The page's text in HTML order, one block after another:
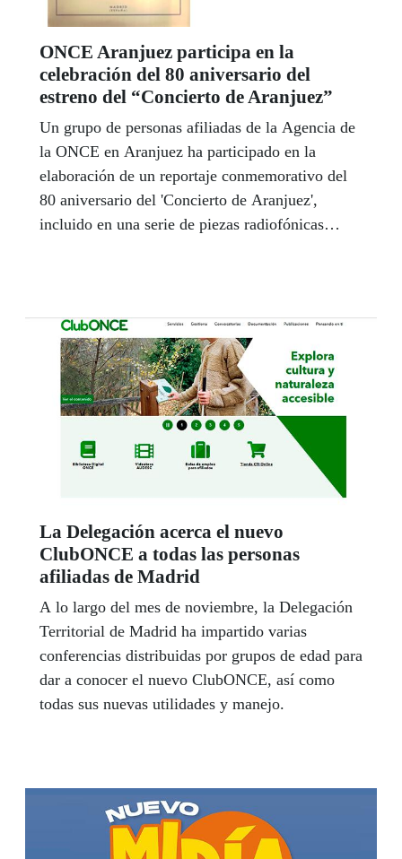
ONCE Aranjuez participa en la
celebración del 80 aniversario del
estreno del “Concierto de Aranjuez”
Un grupo de personas afiliadas de la Agencia de
la ONCE en Aranjuez ha participado en la
elaboración de un reportaje conmemorativo del
80 aniversario del 'Concierto de Aranjuez',
incluido en una serie de piezas radiofónicas
La Delegación acerca el nuevo
ClubONCE a todas las personas
afiliadas de Madrid
A lo largo del mes de noviembre, la Delegación
Territorial de Madrid ha impartido varias
conferencias distribuidas por grupos de edad para
dar a conocer el nuevo ClubONCE, así como
todas sus nuevas utilidades y manejo.